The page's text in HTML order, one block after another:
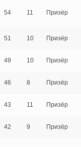
54 11 Призёр
51 10 Призёр
49 10 Призёр
46 8 Призёр
43 11 Призёр
42 9 Призёр